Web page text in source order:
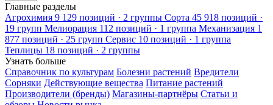
Главные разделы
Агрохимия 9 129 позиций · 2 группы Сорта 45 918 позиций ·
19 групп Мелиорация 112 позиций · 1 группа Механизация 1
877 позиций · 25 групп Сервис 10 позиций · 1 группа
Теплицы 18 позиций · 2 группы
Узнать больше
Справочник по культурам Болезни растений Вредители
Сорняки Действующие вещества Питание растений
Производители (бренды) Магазины-партнёры Статьи и